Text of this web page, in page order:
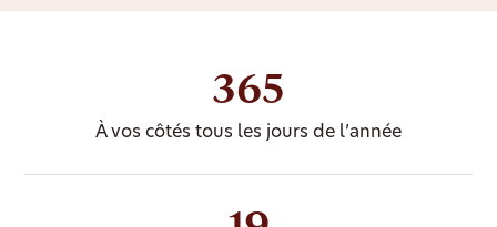
365
À vos côtés tous les jours de l’année